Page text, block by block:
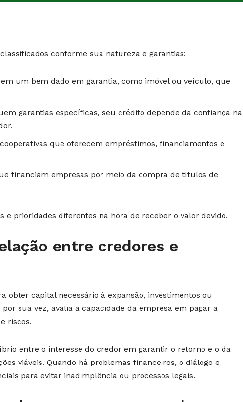
conforme sua natureza e garantias:
um bem dado em garantia, como imóvel ou veículo, que
garantias específicas, seu crédito depende da confiança na
que oferecem empréstimos, financiamentos e
financiam empresas por meio da compra de títulos de
e prioridades diferentes na hora de receber o valor devido.
entre credores e
obter capital necessário à expansão, investimentos ou
sua vez, avalia a capacidade da empresa em pagar a
riscos.
entre o interesse do credor em garantir o retorno e o da
viáveis. Quando há problemas financeiros, o diálogo e
para evitar inadimplência ou processos legais.